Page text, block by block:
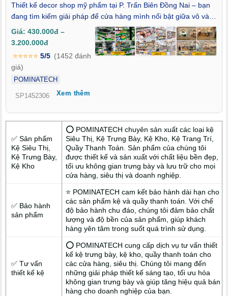
Thiết kế decor shop mỹ phẩm tại P. Trấn Biên Đồng Nai – bạn
đang tìm kiếm giải pháp để cửa hàng mình nổi bật giữa vô vàn
đối thủ tại khu vực đầy tiềm năng này? Trong một thị trường
làm đẹp ngày càng cạnh tranh, không gian trưng bày không chỉ
đơn thuần là nơi bán sản phẩm mà còn là "sân khấu" để kể câu
chuyện thương hiệu, gây ấn tượng thị giác và khơi gợi cảm xúc
mua sắm. Bài viết này sẽ mang đến cho bạn góc nhìn chuyên
sâu về thiết kế nội thất shop mỹ phẩm tại P. Trấn Biên Đồng Nai
: từ bố cục không gian, màu sắc, ánh sáng đến cách decor tạo
Giá: 430.000đ –
3.200.000đ
⭐⭐⭐⭐⭐ 5/5 (1452 đánh
giá)
POMINATECH
SP1452306 Xem thêm
✅ Sản phẩm
Kệ Siêu Thị,
Kệ Trưng Bày,
Kệ Kho
⭕ POMINATECH chuyên sản xuất các loại kệ
Siêu Thị, Kệ Trưng Bày, Kệ Kho, Kệ Trang Trí,
Quầy Thanh Toán. Sản phẩm của chúng tôi
được thiết kế và sản xuất với chất liệu bền đẹp,
tối ưu không gian trưng bày và lưu trữ cho mọi
cửa hàng, siêu thị và doanh nghiệp.
✅ Bảo hành
sản phẩm
⭐ POMINATECH cam kết bảo hành dài hạn cho
các sản phẩm kệ và quầy thanh toán. Với chế
độ bảo hành chu đáo, chúng tôi đảm bảo chất
lượng và độ bền của sản phẩm, giúp khách
hàng yên tâm trong suốt quá trình sử dụng.
✅ Tư vấn
thiết kế kệ
⭕ POMINATECH cung cấp dịch vụ tư vấn thiết
kế kệ trưng bày, kệ kho, quầy thanh toán cho
các cửa hàng, siêu thị. Chúng tôi mang đến
những giải pháp thiết kế sáng tạo, tối ưu hóa
không gian trưng bày và giúp tăng hiệu quả bán
hàng cho doanh nghiệp của bạn.